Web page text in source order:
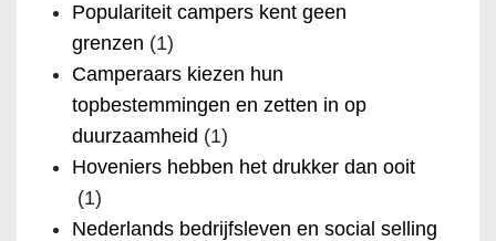
Populariteit campers kent geen
grenzen (1)
Camperaars kiezen hun
topbestemmingen en zetten in op
duurzaamheid (1)
Hoveniers hebben het drukker dan ooit
(1)
Nederlands bedrijfsleven en social selling